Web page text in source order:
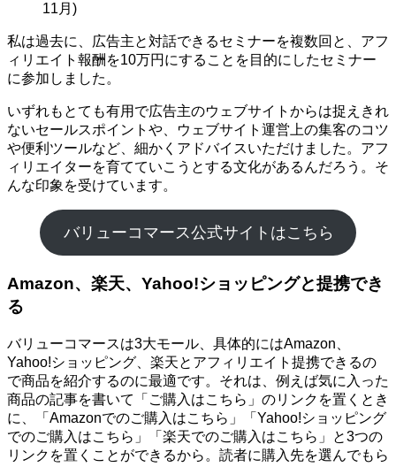
11月)
私は過去に、広告主と対話できるセミナーを複数回と、アフ
ィリエイト報酬を10万円にすることを目的にしたセミナー
に参加しました。
いずれもとても有用で広告主のウェブサイトからは捉えきれ
ないセールスポイントや、ウェブサイト運営上の集客のコツ
や便利ツールなど、細かくアドバイスいただけました。アフ
ィリエイターを育てていこうとする文化があるんだろう。そ
んな印象を受けています。
バリューコマース公式サイトはこちら
Amazon、楽天、Yahoo!ショッピングと提携でき
る
バリューコマースは3大モール、具体的にはAmazon、
Yahoo!ショッピング、楽天とアフィリエイト提携できるの
で商品を紹介するのに最適です。それは、例えば気に入った
商品の記事を書いて「ご購入はこちら」のリンクを置くとき
に、「Amazonでのご購入はこちら」「Yahoo!ショッピング
でのご購入はこちら」「楽天でのご購入はこちら」と3つの
リンクを置くことができるから。読者に購入先を選んでもら